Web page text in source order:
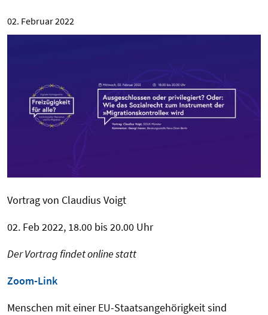
02. Februar 2022
Vortrag von Claudius Voigt
02. Feb 2022, 18.00 bis 20.00 Uhr
Der Vortrag findet online statt
Zoom-Link
Menschen mit einer EU-Staatsangehörigkeit sind